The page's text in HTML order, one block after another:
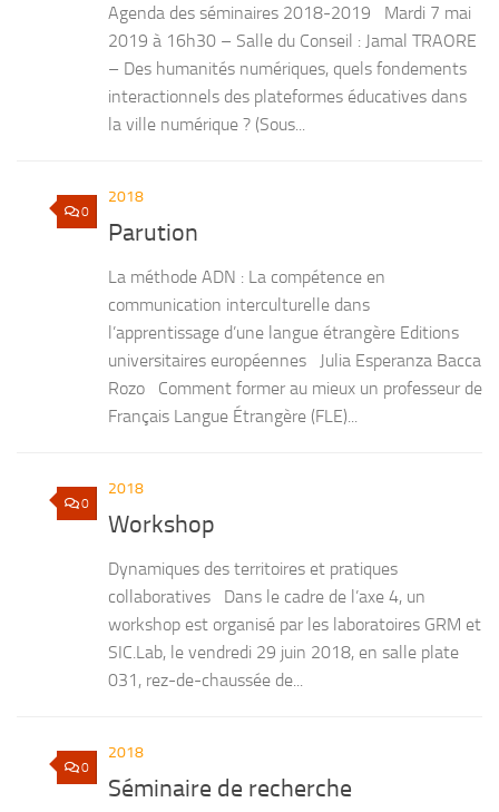
Agenda des séminaires 2018-2019 Mardi 7 mai
2019 à 16h30 – Salle du Conseil : Jamal TRAORE
– Des humanités numériques, quels fondements
interactionnels des plateformes éducatives dans
la ville numérique ? (Sous...
0
2018
Parution
La méthode ADN : La compétence en
communication interculturelle dans
l’apprentissage d’une langue étrangère Editions
universitaires européennes Julia Esperanza Bacca
Rozo Comment former au mieux un professeur de
Français Langue Étrangère (FLE)...
0
2018
Workshop
Dynamiques des territoires et pratiques
collaboratives Dans le cadre de l’axe 4, un
workshop est organisé par les laboratoires GRM et
SIC.Lab, le vendredi 29 juin 2018, en salle plate
031, rez-de-chaussée de...
0
2018
Séminaire de recherche